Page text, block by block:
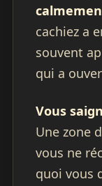
cachiez a
souvent
qui a
Vous
Une zone
vous ne
quoi vous